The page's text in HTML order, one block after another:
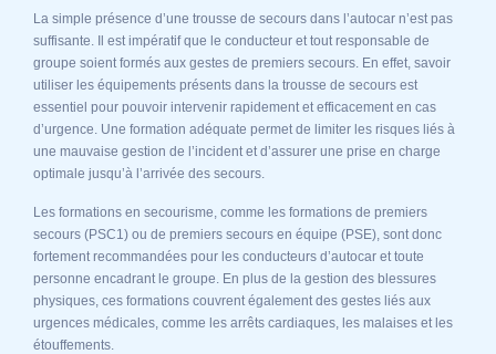
La simple présence d’une trousse de secours dans l’autocar n’est pas
suffisante. Il est impératif que le conducteur et tout responsable de
groupe soient formés aux gestes de premiers secours. En effet, savoir
utiliser les équipements présents dans la trousse de secours est
essentiel pour pouvoir intervenir rapidement et efficacement en cas
d’urgence. Une formation adéquate permet de limiter les risques liés à
une mauvaise gestion de l’incident et d’assurer une prise en charge
optimale jusqu’à l’arrivée des secours.
Les formations en secourisme, comme les formations de premiers
secours (PSC1) ou de premiers secours en équipe (PSE), sont donc
fortement recommandées pour les conducteurs d’autocar et toute
personne encadrant le groupe. En plus de la gestion des blessures
physiques, ces formations couvrent également des gestes liés aux
urgences médicales, comme les arrêts cardiaques, les malaises et les
étouffements.